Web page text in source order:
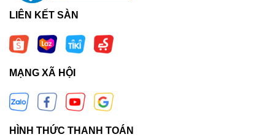
LIÊN KẾT SÀN
MẠNG XÃ HỘI
HÌNH THỨC THANH TOÁN